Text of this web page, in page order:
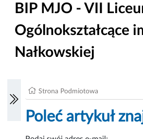
BIP MJO - VII
Ogólnokształcące
Nałkowskiej
Strona Podmiotowa
Poleć artykuł